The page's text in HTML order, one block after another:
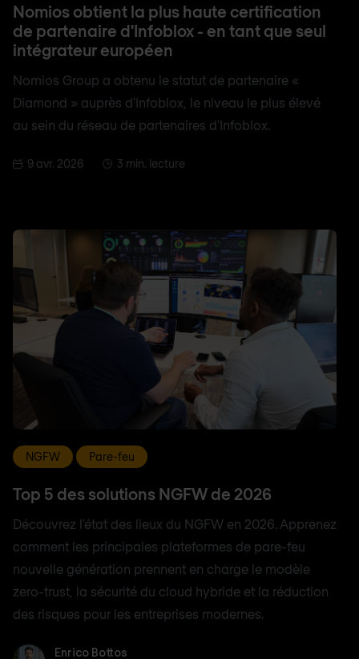
Nomios obtient la plus haute certification
de partenaire d'Infoblox - en tant que seul
intégrateur européen
Nomios Group a obtenu le statut de partenaire «
Diamond » auprès d'Infoblox, le niveau le plus élevé
au sein du réseau de partenaires d'Infoblox.
9 avr. 2026 3 min. lecture
NGFW Pare-feu
Top 5 des solutions NGFW de 2026
Découvrez l'état des lieux du NGFW en 2026. Apprenez
comment les principales plateformes de pare-feu
nouvelle génération prennent en charge le modèle
zero-trust, la sécurité du cloud hybride et la réduction
des risques pour les entreprises modernes.
Enrico BottosEnrico Bottos